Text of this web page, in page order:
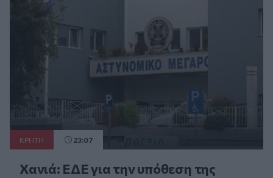
ΚΡΗΤΗ 23:07
Χανιά: ΕΔΕ για την υπόθεση της